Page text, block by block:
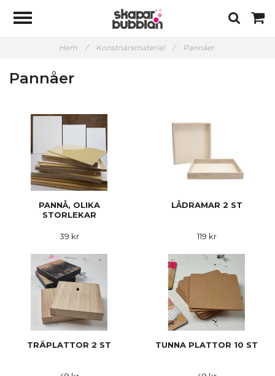
Hem / Konstnärsmaterial / Pannåer
Pannåer
PANNÅ, OLIKA
STORLEKAR
39 kr
LÅDRAMAR 2 ST
119 kr
TRÄPLATTOR 2 ST TUNNA PLATTOR 10 ST